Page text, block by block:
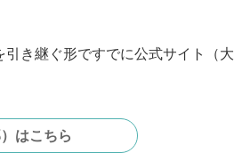
き継ぐ形ですでに公式サイト（大
はこちら